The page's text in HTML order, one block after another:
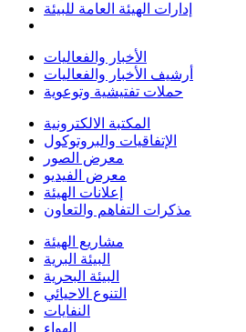
إدارات الهيئة العامة للبيئة
الأخبار والفعاليات
أرشيف الأخبار والفعاليات
حملات تفتيشية وتوعوية
المكتبة الالكترونية
الإتفاقيات والبروتوكول
معرض الصور
معرض الفيديو
إعلانات الهيئة
مذكرات التفاهم والتعاون
مشاريع الهيئة
البيئة البرية
البيئة البحرية
التنوع الاحيائي
النفايات
الهواء